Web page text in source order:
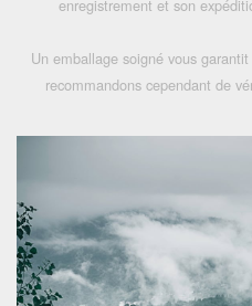
enregistrement et son
Un emballage soigné vous
recommandons cependant de